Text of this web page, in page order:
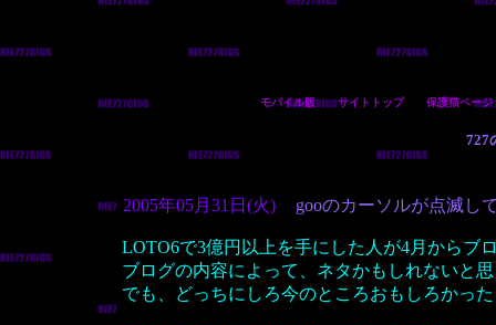
モバイル版 サイトトップ 保護猫ページ
727
2005年05月31日(火) gooのカーソルが点滅し
LOTO6で3億円以上を手にした人が4月からブ
ブログの内容によって、ネタかもしれないと
でも、どっちにしろ今のところおもしろかっ